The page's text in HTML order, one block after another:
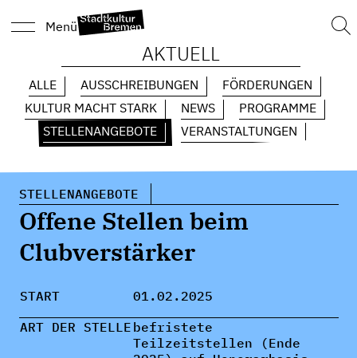
Menü
AKTUELL
ALLE AUSSCHREIBUNGEN
FÖRDERUNGEN
KULTUR MACHT STARK
NEWS
PROGRAMME
STELLENANGEBOTE
VERANSTALTUNGEN
STELLENANGEBOTE
Offene Stellen beim
Clubverstärker
START
01.02.2025
ART DER STELLE befristete
Teilzeitstellen (Ende